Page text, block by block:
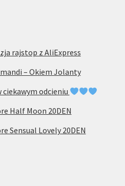
rajstop z AliExpress
– Okiem Jolanty
odcieniu
Half Moon 20DEN
Sensual Lovely 20DEN